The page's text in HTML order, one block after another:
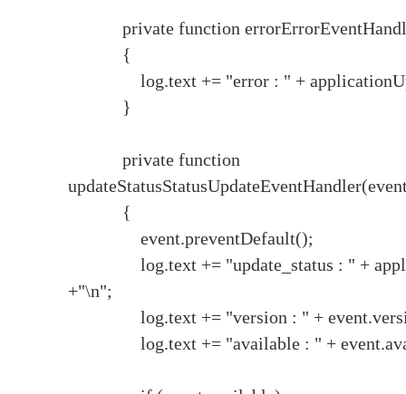
private function
{
log.text += "error : " +
}
private function
{
event.preventDefault();
log.text += "update_status : " +
+"\n";
log.text += "version : " +
log.text += "available : " +